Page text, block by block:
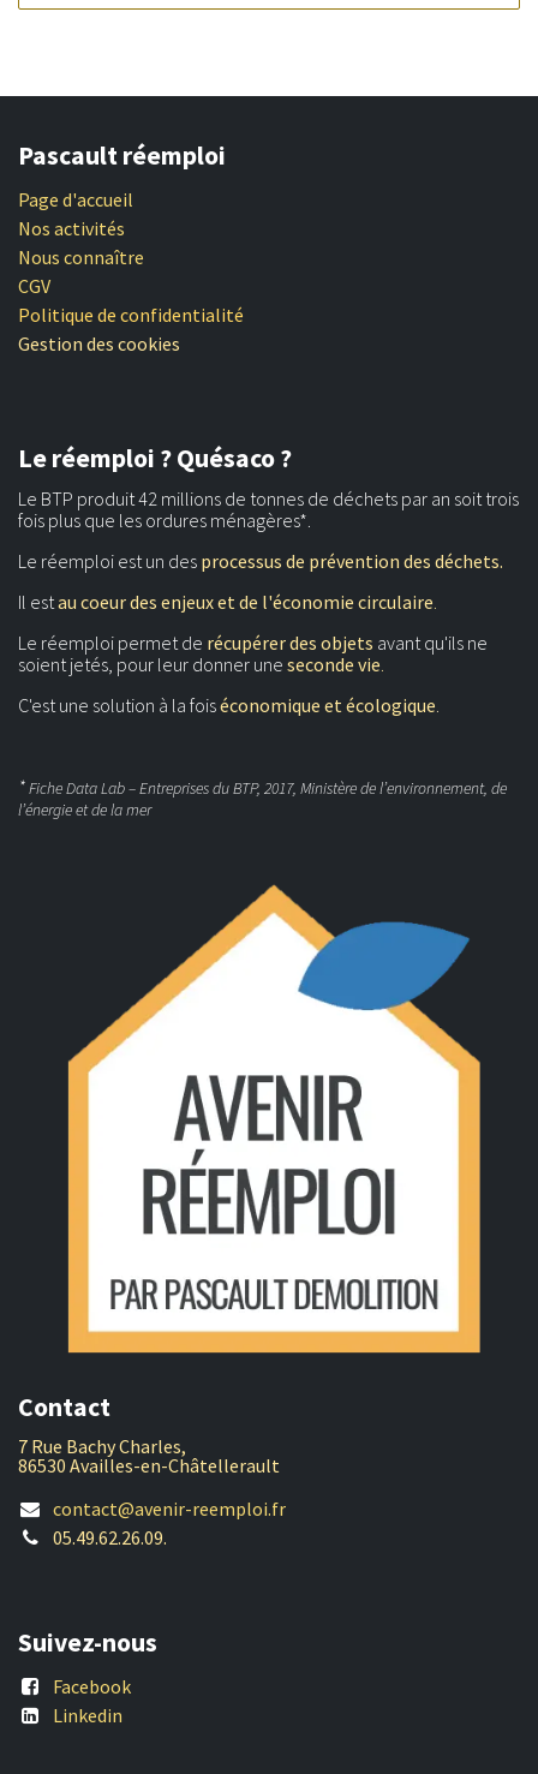
Pascault réemploi
Page d'accueil
Nos activités
Nous connaître
CGV
Politique de confidentialité
Gestion des cookies
Le réemploi ? Quésaco ?
Le BTP produit 42 millions de tonnes de déchets par an soit trois
fois plus que les ordures ménagères*.
Le réemploi est un des processus de prévention des déchets.
Il estau coeur des enjeux et de l'économie circulaire.
Le réemploi permet de récupérer des objets avant qu'ils ne
soient jetés, pour leur donner une seconde vie.
C'est une solution à la foiséconomique et écologique.
*Fiche Data Lab – Entreprises du BTP, 2017, Ministère de l’environnement, de
l’énergie et de la mer
Contact
7 Rue Bachy Charles,
86530 Availles-en-Châtellerault
contact@avenir-reemploi.fr
05.49.62.26.09.
Suivez-nous
Facebook
Linkedin